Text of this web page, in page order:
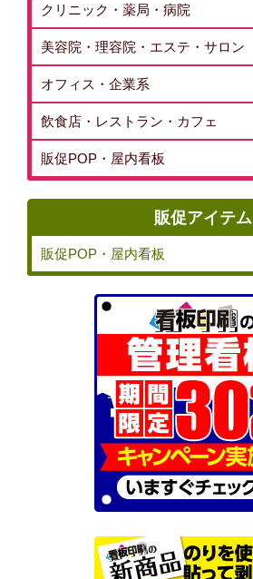
クリニック・薬局・病院
美容院・理容院・エステ・サロン
オフィス・企業系
飲食店・レストラン・カフェ
販促POP・屋内看板
販促アイテム
販促POP・屋内看板